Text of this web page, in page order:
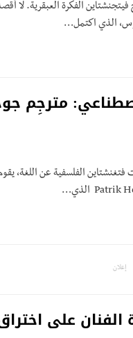
الفكرة العبقرية. لا
مترجِم
الفلسفية عن اللغة،
إعلان
الفنان على